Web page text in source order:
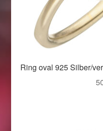
Weihnachtsangebote 2016
Weihnachtsangebote 2017
Weihnachtsangebote 2018
Ring oval 925 Silber/